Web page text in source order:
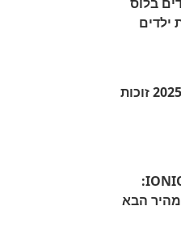
ילדים
יונדאי אלנטרה וסונטה 2025 זוכות
יונדאי חושפת את IONIQ 6 N:
הבא